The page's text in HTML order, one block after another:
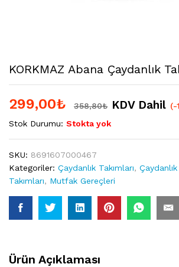
KORKMAZ Abana Çaydanlık
299,00₺ 358,80₺ KDV Dahil (-
Stok Durumu: Stokta yok
SKU: 8691607000467
Kategoriler: Çaydanlık Takımları,
Takımları, Mutfak Gereçleri
Ürün Açıklaması